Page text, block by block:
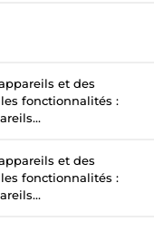
et des
fonctionnalités :
et des
fonctionnalités :